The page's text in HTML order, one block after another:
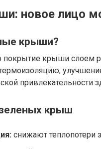
новое лицо
крыши?
крыши слоем
привлекательности
крыш
снижают теплопотери